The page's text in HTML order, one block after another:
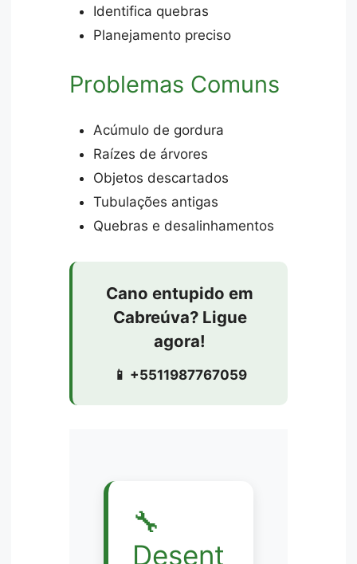
Identifica quebras
Planejamento preciso
Problemas Comuns
Acúmulo de gordura
Raízes de árvores
Objetos descartados
Tubulações antigas
Quebras e desalinhamentos
Cano entupido em
Cabreúva? Ligue
agora!
📱 +5511987767059
🔧
Desent